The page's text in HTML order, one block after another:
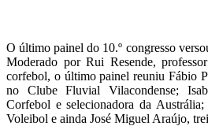
O último painel do 10.º congresso
Moderado por Rui Resende,
corfebol, o último painel reuniu Fábio
no Clube Fluvial Vilacondense;
Corfebol e selecionadora da
Voleibol e ainda José Miguel Araújo,